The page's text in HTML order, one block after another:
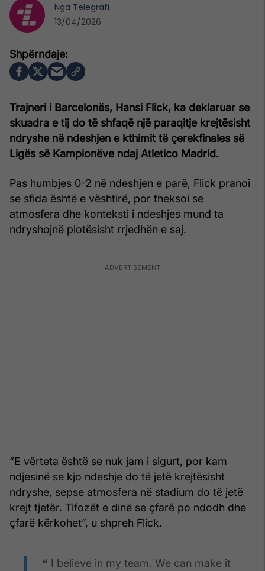
Trajneri i Barcelonës, Hansi Flick, ka deklaruar se
skuadra e tij do të shfaqë një paraqitje krejtësisht
ndryshe në ndeshjen e kthimit të çerekfinales së
Ligës së Kampionëve ndaj Atletico Madrid.
Pas humbjes 0-2 në ndeshjen e parë, Flick pranoi
se sfida është e vështirë, por theksoi se
atmosfera dhe konteksti i ndeshjes mund ta
ndryshojnë plotësisht rrjedhën e saj.
“E vërteta është se nuk jam i sigurt, por kam
ndjesinë se kjo ndeshje do të jetë krejtësisht
ndryshe, sepse atmosfera në stadium do të jetë
krejt tjetër. Tifozët e dinë se çfarë po ndodh dhe
çfarë kërkohet”, u shpreh Flick.
❝ I believe in my team. We can make it
Nga Telegrafi
13/04/2026